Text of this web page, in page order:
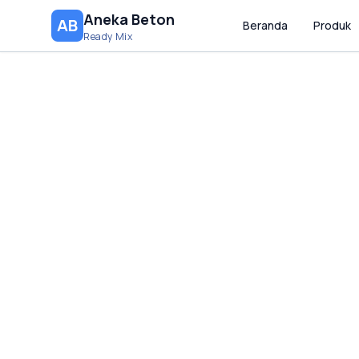
AB Aneka Beton
Ready Mix
Beranda Produk